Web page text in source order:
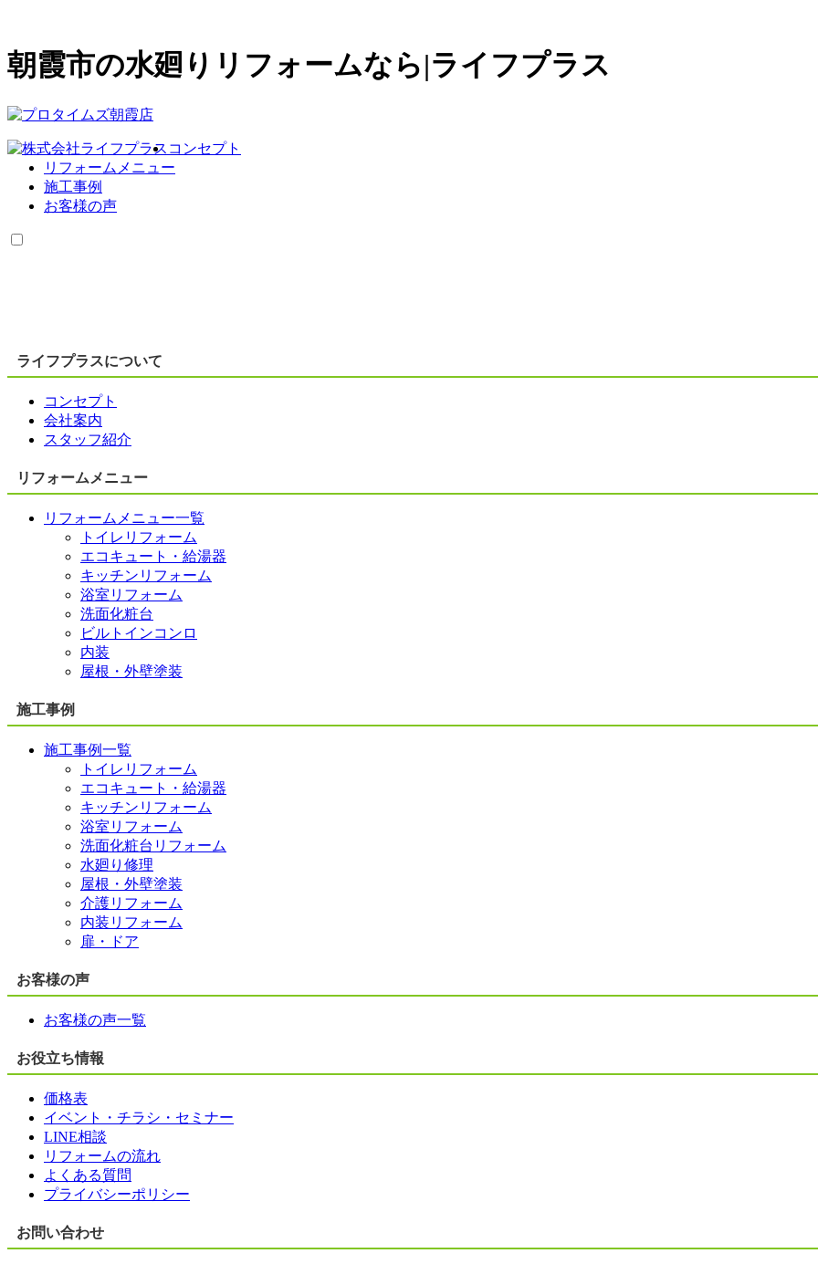
朝霞市の水廻りリフォームなら|ライフプラス
コンセプト
リフォームメニュー
施工事例
お客様の声
ライフプラスについて
コンセプト
会社案内
スタッフ紹介
リフォームメニュー
リフォームメニュー一覧
トイレリフォーム
エコキュート・給湯器
キッチンリフォーム
浴室リフォーム
洗面化粧台
ビルトインコンロ
内装
屋根・外壁塗装
施工事例
施工事例一覧
トイレリフォーム
エコキュート・給湯器
キッチンリフォーム
浴室リフォーム
洗面化粧台リフォーム
水廻り修理
屋根・外壁塗装
介護リフォーム
内装リフォーム
扉・ドア
お客様の声
お客様の声一覧
お役立ち情報
価格表
イベント・チラシ・セミナー
LINE相談
リフォームの流れ
よくある質問
プライバシーポリシー
お問い合わせ